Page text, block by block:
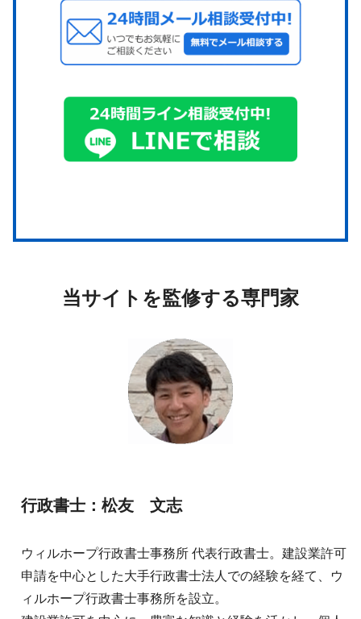
当サイトを監修する専門家
行政書士：松友 文志
ウィルホープ行政書士事務所 代表行政書士。建設業許可
申請を中心とした大手行政書士法人での経験を経て、ウ
ィルホープ行政書士事務所を設立。